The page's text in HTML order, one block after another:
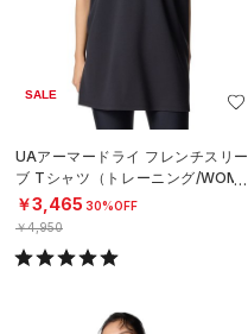
SALE
UAアーマードライ フレンチスリー
ブ Tシャツ（トレーニング/WOME
N）
￥3,465 30%OFF
￥4,950